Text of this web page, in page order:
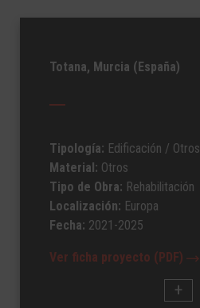
Totana, Murcia (España)
Tipología: Edificación / Otros
Material: Otros
Tipo de Obra: Rehabilitación
Localización: Europa
Fecha: 2021-2025
Ver ficha proyecto (PDF)